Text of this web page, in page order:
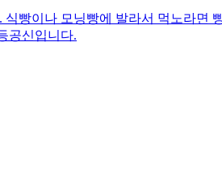
빵이나 모닝빵에 발라서 먹노라면
공신입니다.